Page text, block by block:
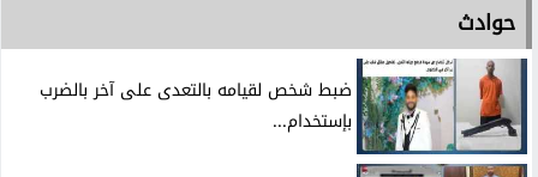
حوادث
ضبط شخص لقيامه بالتعدى على آخر بالضرب
بإستخدام...